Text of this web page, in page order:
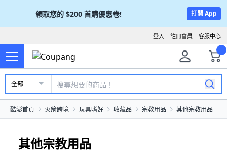
領取您的 $200 首購優惠卷! 打開 App
客服中心
註冊會員
登入
全部
酷澎首頁 火箭跨境 玩具嗜好 收藏品 宗教用品 其他宗教用品
其他宗教用品